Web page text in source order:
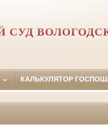
СУД
КАЛЬКУЛЯТОР